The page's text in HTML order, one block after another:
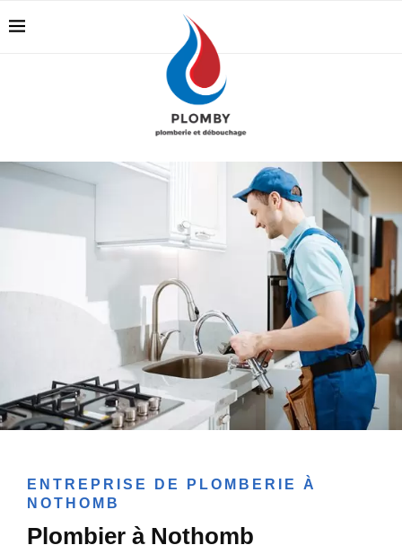
ENTREPRISE DE PLOMBERIE À
NOTHOMB
Plombier à Nothomb